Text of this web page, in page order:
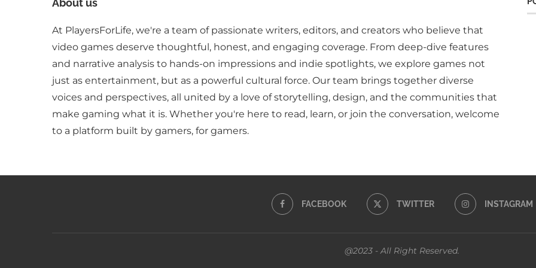
About us
At PlayersForLife, we're a team of passionate writers, editors, and creators who believe that
video games deserve thoughtful, honest, and engaging coverage. From deep-dive features
and narrative analysis to hands-on impressions and indie spotlights, we explore games not
just as entertainment, but as a powerful cultural force. Our team brings together diverse
voices and perspectives, all united by a love of storytelling, design, and the communities that
make gaming what it is. Whether you're here to read, learn, or join the conversation, welcome
to a platform built by gamers, for gamers.
FACEBOOK TWITTER INSTAGRAM
@2023 - All Right Reserved.